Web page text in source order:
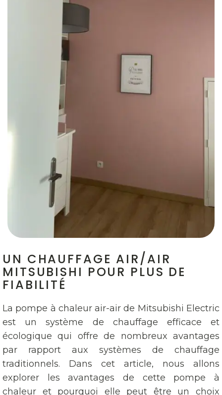
UN CHAUFFAGE AIR/AIR
MITSUBISHI POUR PLUS DE
FIABILITÉ
La pompe à chaleur air-air de Mitsubishi Electric
est un système de chauffage efficace et
écologique qui offre de nombreux avantages
par rapport aux systèmes de chauffage
traditionnels. Dans cet article, nous allons
explorer les avantages de cette pompe à
chaleur et pourquoi elle peut être un choix